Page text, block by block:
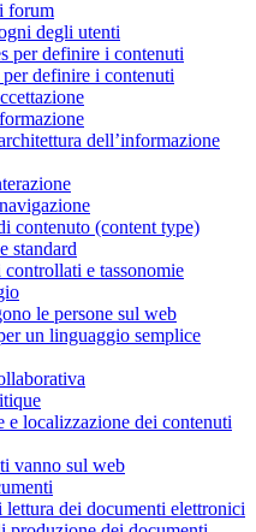
forum
degli utenti
per definire i contenuti
definire i contenuti
dell’informazione
contenuto (content type)
standard
e tassonomie
le persone sul web
un linguaggio semplice
e localizzazione dei contenuti
vanno sul web
dei documenti elettronici